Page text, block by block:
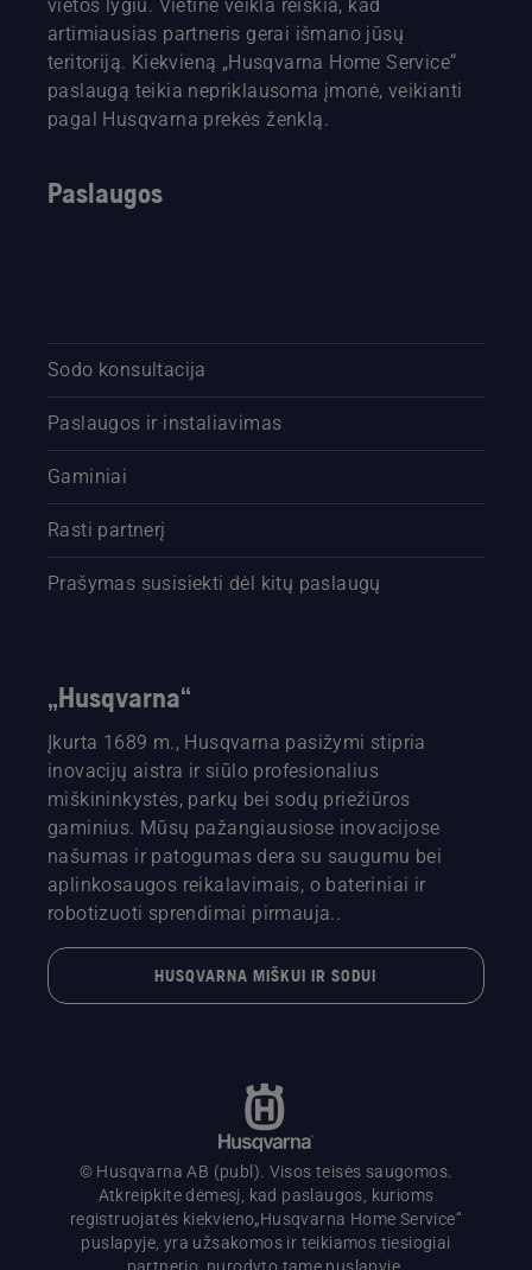
vietos lygiu. Vietinė veikla reiškia, kad
artimiausias partneris gerai išmano jūsų
teritoriją. Kiekvieną „Husqvarna Home Service“
paslaugą teikia nepriklausoma įmonė, veikianti
pagal Husqvarna prekės ženklą.
Paslaugos
Sodo konsultacija
Paslaugos ir instaliavimas
Gaminiai
Rasti partnerį
Prašymas susisiekti dėl kitų paslaugų
„Husqvarna“
Įkurta 1689 m., Husqvarna pasižymi stipria
inovacijų aistra ir siūlo profesionalius
miškininkystės, parkų bei sodų priežiūros
gaminius. Mūsų pažangiausiose inovacijose
našumas ir patogumas dera su saugumu bei
aplinkosaugos reikalavimais, o bateriniai ir
robotizuoti sprendimai pirmauja..
HUSQVARNA MIŠKUI IR SODUI
© Husqvarna AB (publ). Visos teisės saugomos.
Atkreipkite dėmesį, kad paslaugos, kurioms
registruojatės kiekvieno„Husqvarna Home Service“
puslapyje, yra užsakomos ir teikiamos tiesiogiai